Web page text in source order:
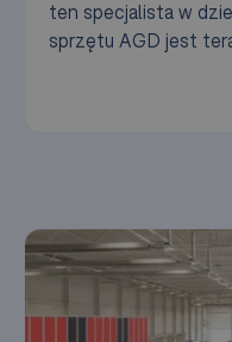
ten specjalista w
sprzętu AGD jest